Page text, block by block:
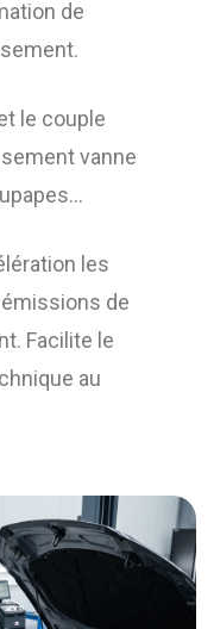
de
le couple
vanne
les
de
Facilite le
au